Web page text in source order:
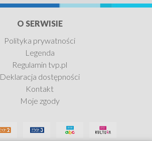
O SERWISIE
Polityka prywatności
Legenda
Regulamin tvp.pl
Deklaracja dostępności
Kontakt
Moje zgody